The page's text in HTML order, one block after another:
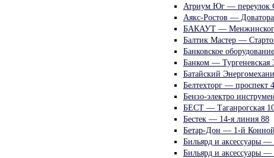
Атриум Юг — переулок
Аякс-Ростов —
БАКАУТ —
Балтик Мастер —
Банковское
Банком — Тургеневская
Батайский
Белтехторг — проспект
Бензо-электро
БЕСТ — Таганрогская
Бестек — 14-я линия 88
Бетар-Дон — 1-й
Бильярд и аксессуары
Бильярд и аксессуары —